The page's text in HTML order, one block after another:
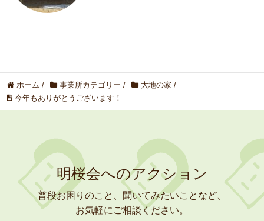
ホーム / 事業所カテゴリー / 大地の家 /
今年もありがとうございます！
明桜会へのアクション
普段お困りのこと、聞いてみたいことなど、
お気軽にご相談ください。